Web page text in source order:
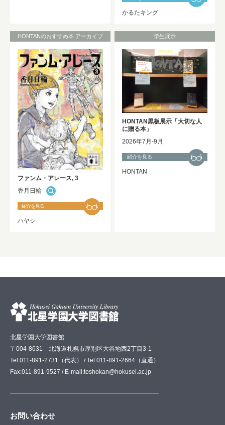
かるたキング
HONTANのおすすめ本 アーカイブ
ファンム・アレース, 3
香月日輪
紹介を見る
ハヤシ
学生展示
HONTAN黒板展示「大切な人
に贈る本」
2026年7月-9月
紹介を見る
HONTAN
北星学園大学図書館
〒004-8631 北海道札幌市厚別区大谷地西2丁目3-1
Tel:011-891-2731（代表） / Tel:011-891-2664（直通）
Fax:011-891-9527 / E-mail:toshokan@hokusei.ac.jp
お問い合わせ